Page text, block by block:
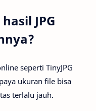
JPG
seperti TinyJPG
ukuran file bisa
terlalu jauh.